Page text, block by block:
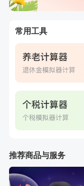
常用工具
推荐商品与服务